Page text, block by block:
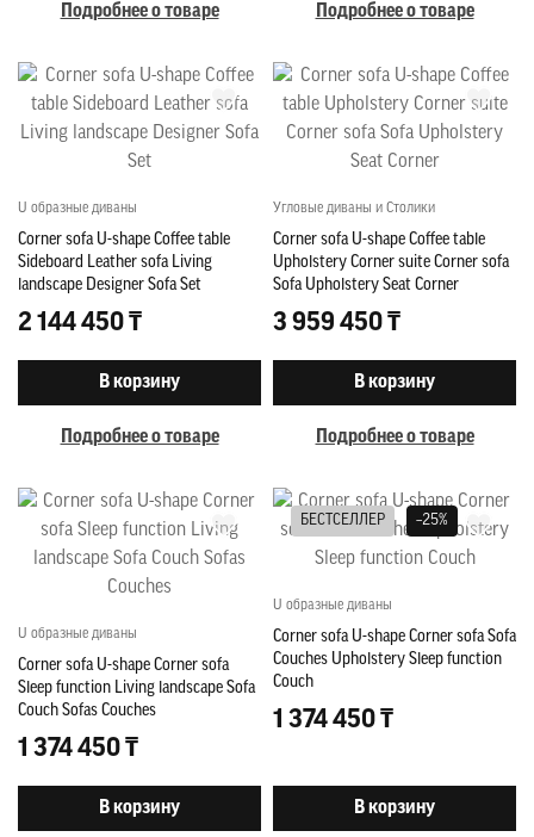
Подробнее о товаре Подробнее о товаре
U образные диваны
Corner sofa U-shape Coffee table
Sideboard Leather sofa Living
landscape Designer Sofa Set
2 144 450 ₸
В корзину
Подробнее о товаре
Угловые диваны и Столики
Corner sofa U-shape Coffee table
Upholstery Corner suite Corner sofa
Sofa Upholstery Seat Corner
3 959 450 ₸
В корзину
Подробнее о товаре
U образные диваны
Corner sofa U-shape Corner sofa
Sleep function Living landscape Sofa
Couch Sofas Couches
1 374 450 ₸
В корзину
БЕСТСЕЛЛЕР –25%
U образные диваны
Corner sofa U-shape Corner sofa Sofa
Couches Upholstery Sleep function
Couch
1 374 450 ₸
В корзину